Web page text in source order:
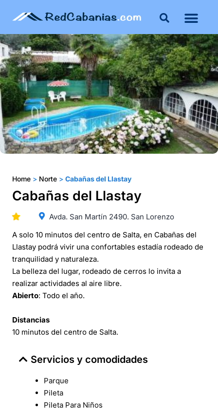
Home > Norte > Cabañas del Llastay
Cabañas del Llastay
Avda. San Martín 2490. San Lorenzo
A solo 10 minutos del centro de Salta, en Cabañas del
Llastay podrá vivir una confortables estadía rodeado de
tranquilidad y naturaleza.
La belleza del lugar, rodeado de cerros lo invita a
realizar actividades al aire libre.
Abierto: Todo el año.
Distancias
10 minutos del centro de Salta.
Servicios y comodidades
Parque
Pileta
Pileta Para Niños